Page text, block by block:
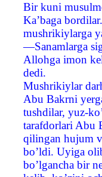
Bir kuni
Ka’baga
mushrikiylarga
—Sanamlarga
Allohga imon
dedi.
Mushrikiylar
Abu Bakrni
tushdilar, yuz-
tarafdorlari Abu
qilingan hujum
bo’ldi. Uyiga
bo’lgancha bir